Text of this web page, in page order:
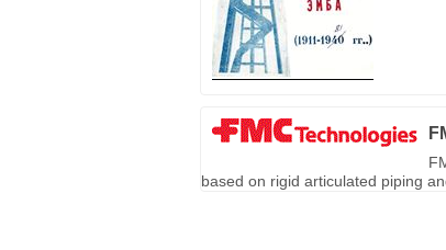
based on rigid articulated piping